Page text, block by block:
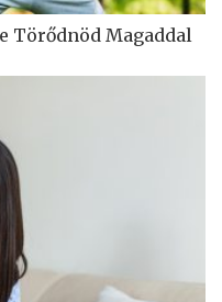
Törődnöd Magaddal